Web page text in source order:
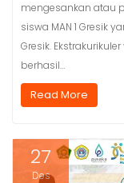
mengesankan atau
siswa MAN 1 Gresik
Gresik.
berhasil…
Read More
27
Des